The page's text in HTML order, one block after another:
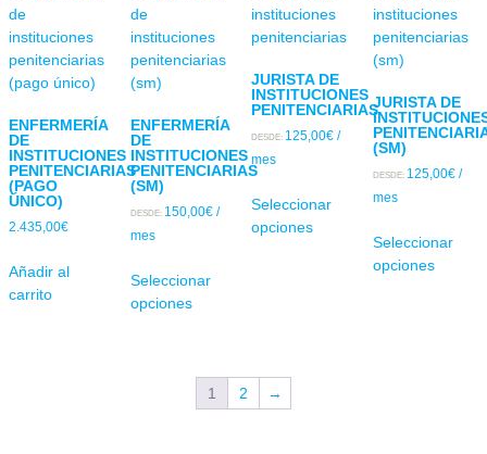
ENFERMERÍA
DE
INSTITUCIONES
PENITENCIARIAS
(PAGO
ÚNICO)
2.435,00€
Añadir al
carrito
ENFERMERÍA
DE
INSTITUCIONES
PENITENCIARIAS
(SM)
DESDE: 150,00€ /
mes
Seleccionar
opciones
JURISTA DE
INSTITUCIONES
PENITENCIARIAS
DESDE: 125,00€ /
mes
Seleccionar
opciones
JURISTA DE
(SM)
DESDE: 125,00€ /
mes
Seleccionar
opciones
1 2 →